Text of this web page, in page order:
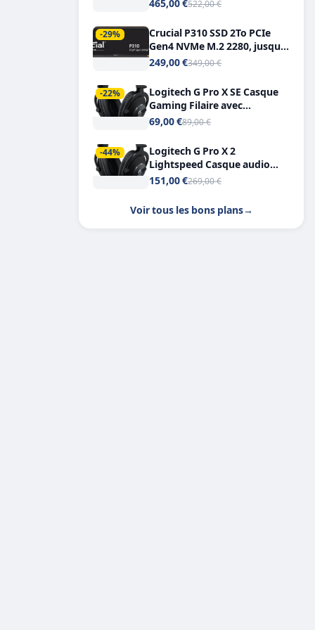
465,00 €522,00 €
-29%
Crucial P310 SSD 2To PCIe
Gen4 NVMe M.2 2280, jusqu’à
7.100 Mo/s
249,00 €349,00 €
-22%
Logitech G Pro X SE Casque
Gaming Filaire avec
Microphone Micro
7.1
69,00 €89,00 €
-44%
Logitech G Pro X 2
Lightspeed Casque audio
bluetooth
151,00 €269,00 €
Voir tous les bons plans→